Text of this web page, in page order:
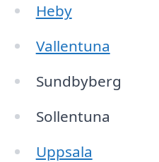
Heby
Vallentuna
Sundbyberg
Sollentuna
Uppsala